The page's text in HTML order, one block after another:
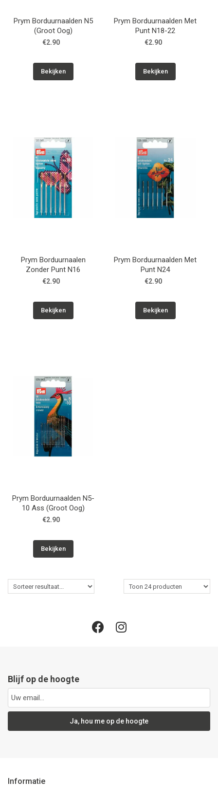
Prym Borduurnaalden N5
(Groot Oog)
€2.90
Bekijken
Prym Borduurnaalden Met
Punt N18-22
€2.90
Bekijken
Prym Borduurnaalen
Zonder Punt N16
€2.90
Bekijken
Prym Borduurnaalden Met
Punt N24
€2.90
Bekijken
Prym Borduurnaalden N5-
10 Ass (Groot Oog)
€2.90
Bekijken
Blijf op de hoogte
Ja, hou me op de hoogte
Informatie